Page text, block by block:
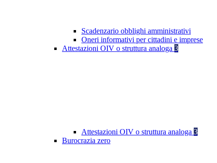
Scadenzario obblighi amministrativi
Oneri informativi per cittadini e imprese
Attestazioni OIV o struttura analoga 3
Attestazioni OIV o struttura analoga 3
Burocrazia zero